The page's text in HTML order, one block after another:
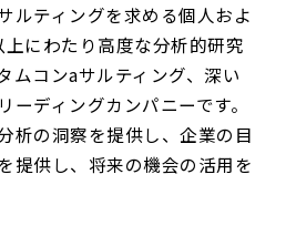
ルティングを求める個人およ
にわたり高度な分析的研究
ムコンaサルティング、深い
ディングカンパニーです。
析の洞察を提供し、企業の目
提供し、将来の機会の活用を